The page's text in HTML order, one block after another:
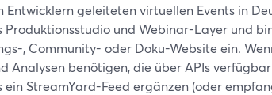
Entwicklern geleiteten virtuellen Events in
Produktionsstudio und Webinar-Layer und
, Community- oder Doku-Website ein.
Analysen benötigen, die über APIs
ein StreamYard-Feed ergänzen (oder